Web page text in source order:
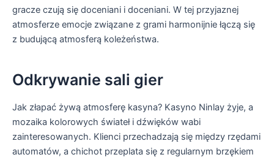
gracze czują się doceniani i doceniani. W tej przyjaznej
atmosferze emocje związane z grami harmonijnie łączą się
z budującą atmosferą koleżeństwa.
Odkrywanie sali gier
Jak złapać żywą atmosferę kasyna? Kasyno Ninlay żyje, a
mozaika kolorowych świateł i dźwięków wabi
zainteresowanych. Klienci przechadzają się między rzędami
automatów, a chichot przeplata się z regularnym brzękiem